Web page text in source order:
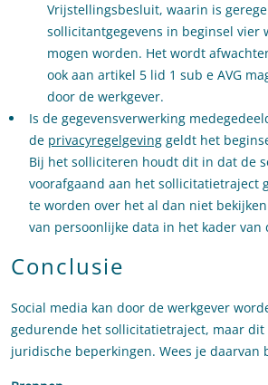
Vrijstellingsbesluit, waarin is
sollicitantgegevens in beginsel vier
mogen worden. Het wordt
ook aan artikel 5 lid 1 sub e AVG
door de werkgever.
Is de gegevensverwerking
de privacyregelgeving geldt het
Bij het solliciteren houdt dit in dat de
voorafgaand aan het sollicitatietraject
te worden over het al dan niet
van persoonlijke data in het kader van
Conclusie
Social media kan door de werkgever
gedurende het sollicitatietraject, maar
juridische beperkingen. Wees je daarvan